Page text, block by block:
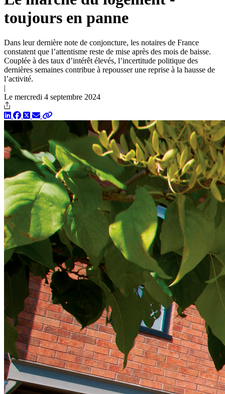
toujours en panne
Dans leur dernière note de conjoncture, les notaires de France
constatent que l’attentisme reste de mise après des mois de baisse.
Couplée à des taux d’intérêt élevés, l’incertitude politique des
dernières semaines contribue à repousser une reprise à la hausse de
l’activité.
|
Le mercredi 4 septembre 2024